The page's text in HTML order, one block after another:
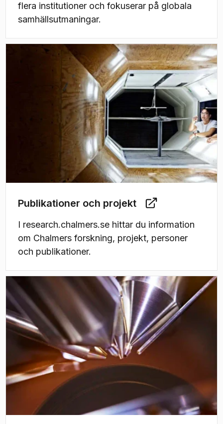
flera institutioner och fokuserar på globala
samhällsutmaningar.
Publikationer och projekt
I research.chalmers.se hittar du information
om Chalmers forskning, projekt, personer
och publikationer.
Öppnas i ny flik)